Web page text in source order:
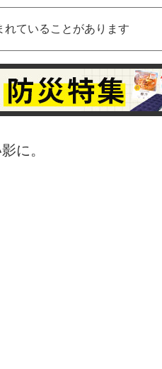
れていることがあります
に。